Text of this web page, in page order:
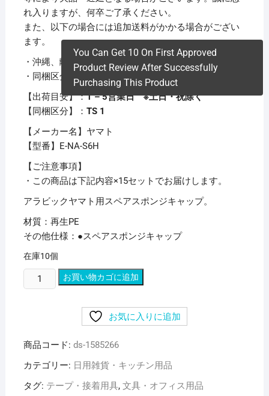
れ入りますが、何卒ご了承ください。
また、以下の場合には追加送料がかかる場合がござい
ます。
・沖縄、離島および一部地域への配送時
・同梱区分が異なる商品の複数購入時
【出荷目安】：1 – 5営業日 ※土日・祝除く
【同梱区分】： TS 1
【メーカー名】ヤマト
【型番】E-NA-S6H
【ご注意事項】
・この商品は下記内容×15セットでお届けします。
アラビックヤマト用スペアスポンジキャップ。
材質：再生PE
その他仕様：●スペアスポンジキャップ
在庫10個
You Can Get 10 On First Approved
Product Review After Successfully
Purchasing This Product
（ま
と
ト
エ
ミ
お買い物カゴに追加
お気に入りに追加
商品コード: ds-1585266
カテゴリー: 日用雑貨・キッチン用品
タグ: テープ・接着用具, 文具・オフィス用品